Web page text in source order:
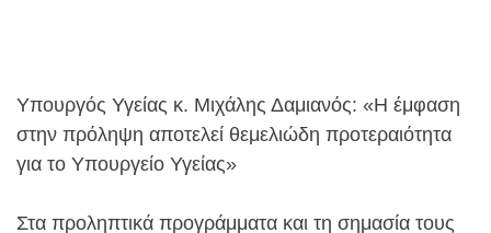
Υπουργός Υγείας κ. Μιχάλης Δαμιανός: «Η έμφαση
στην πρόληψη αποτελεί θεμελιώδη προτεραιότητα
για το Υπουργείο Υγείας»
Στα προληπτικά προγράμματα και τη σημασία τους